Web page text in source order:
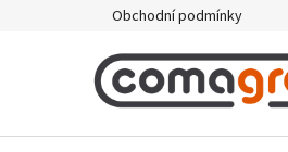
Obchodní podmínky